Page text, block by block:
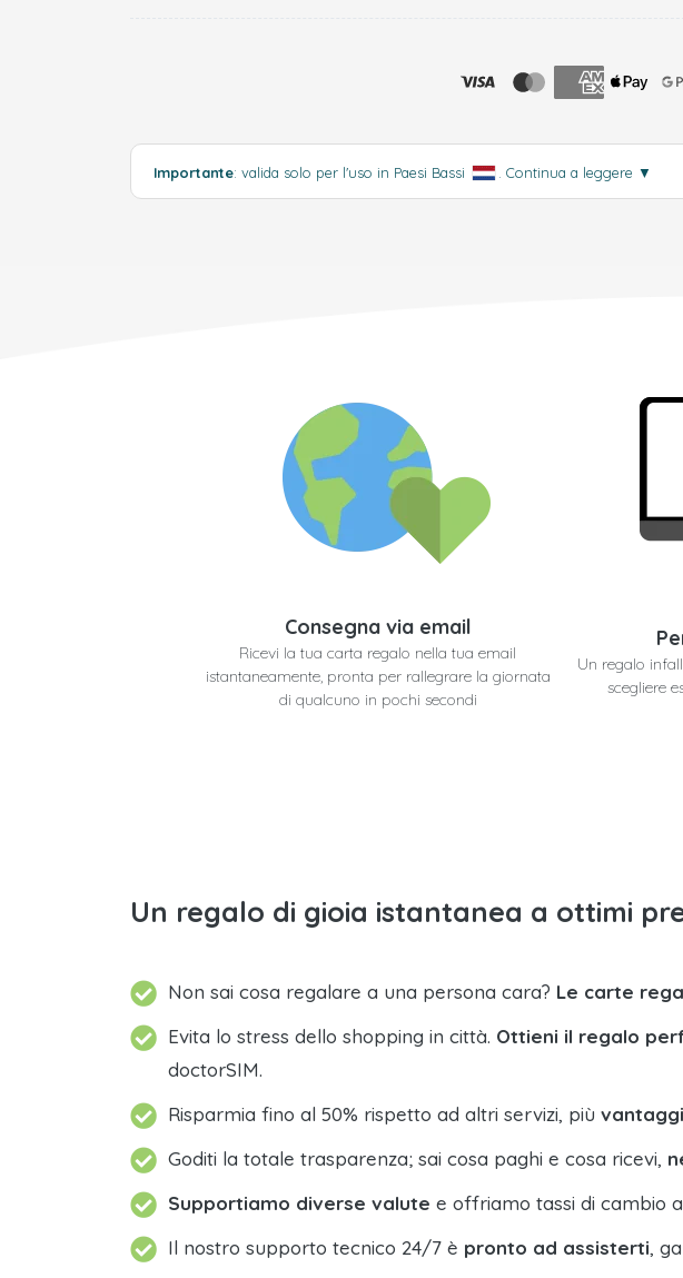
Importante: valida solo per l'uso in Paesi Bassi Continua a leggere ▼
Consegna via email
Ricevi la tua carta regalo nella tua email
istantaneamente, pronta per rallegrare la giornata
di qualcuno in pochi secondi
Un regalo
scegliere
Un regalo di gioia istantanea a ottimi
Non sai cosa regalare a una persona cara? Le carte
Evita lo stress dello shopping in città. Ottieni il regalo
doctorSIM.
Risparmia fino al 50% rispetto ad altri servizi, più
Goditi la totale trasparenza; sai cosa paghi e cosa ricevi,
Supportiamo diverse valute e offriamo tassi di cambio
Il nostro supporto tecnico 24/7 è pronto ad assisterti,